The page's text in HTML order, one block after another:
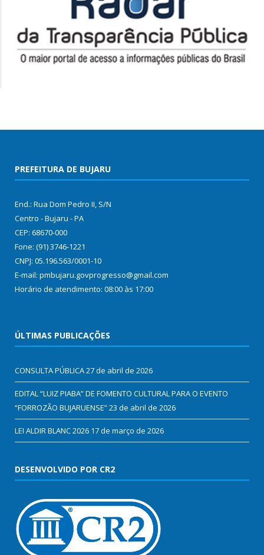
PREFEITURA DE BUJARU
End.: Rua Dom Pedro II, S/N
Centro - Bujaru - PA
CEP: 68670-000
Fone: (91) 3746-1221
CNPJ: 05.196.563/0001-10
E-mail: pmbujaru.govprogresso@gmail.com
Horário de atendimento: 08:00 às 17:00
ÚLTIMAS PUBLICAÇÕES
CONSULTA PÚBLICA27 de abril de 2026
EDITAL “LUIZ PIABA” DE FOMENTO CULTURAL PARA O EVENTO
“FORROZÃO BUJARUENSE”23 de abril de 2026
LEI ALDIR BLANC 2026 17 de março de 2026
DESENVOLVIDO POR CR2